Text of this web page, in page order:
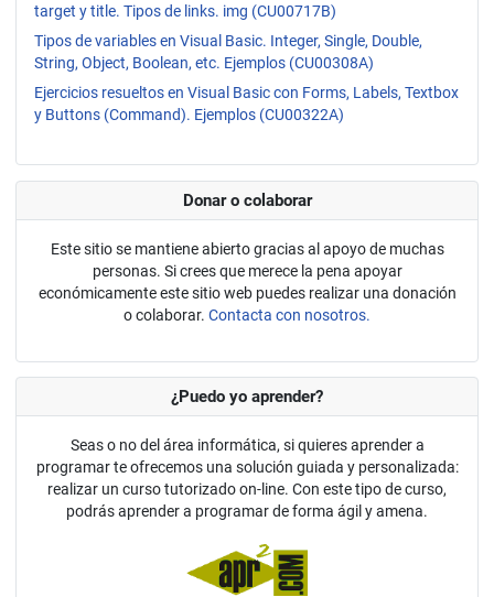
target y title. Tipos de links. img (CU00717B)
Tipos de variables en Visual Basic. Integer, Single, Double,
String, Object, Boolean, etc. Ejemplos (CU00308A)
Ejercicios resueltos en Visual Basic con Forms, Labels, Textbox
y Buttons (Command). Ejemplos (CU00322A)
Donar o colaborar
Este sitio se mantiene abierto gracias al apoyo de muchas
personas. Si crees que merece la pena apoyar
económicamente este sitio web puedes realizar una donación
o colaborar. Contacta con nosotros.
¿Puedo yo aprender?
Seas o no del área informática, si quieres aprender a
programar te ofrecemos una solución guiada y personalizada:
realizar un curso tutorizado on-line. Con este tipo de curso,
podrás aprender a programar de forma ágil y amena.